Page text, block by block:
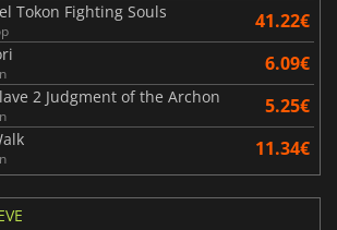
Tokon Fighting Souls 41.22€
6.09€
2 Judgment of the Archon 5.25€
11.34€